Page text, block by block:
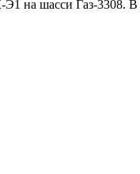
на шасси Газ-3308. В